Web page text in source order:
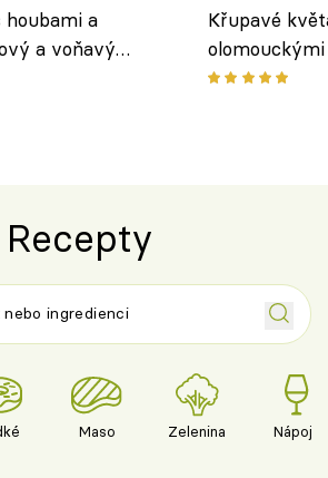
houbami a
a voňavý
hrnce
Křupavé
bezlepkový
Recepty
Maso Zelenina Nápoje